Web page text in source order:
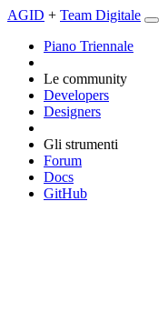
AGID + Team Digitale
Piano Triennale
Le community
Developers
Designers
Gli strumenti
Forum
Docs
GitHub